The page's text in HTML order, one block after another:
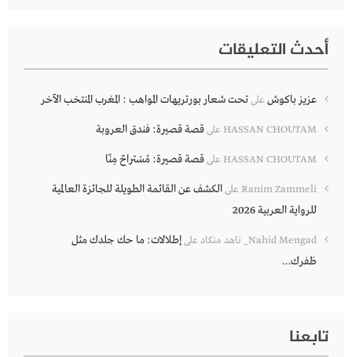
أحدث التعليقات
عزيز باكوش علىتحت شعار بورتريهات المواهب : المغرب المنتخب الآخر
HASSAN CHOUTAM علىقصة قصيرة: فندق العروبة
HASSAN CHOUTAM علىقصة قصيرة: مُسْتراحٌ مِنّا
Ranim Zammeli علىالكشف عن القائمة الطويلة للجائزة العالمية
للرواية العربية 2026
Nahid Mengad_ ناهد منكاد علىإطلالات: ما حك جلدك مثل
ظفرك…
تابعنا